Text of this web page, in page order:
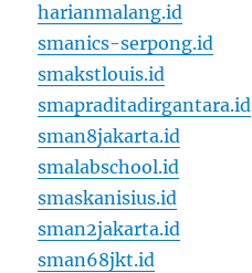
harianmalang.id
smanics-serpong.id
smakstlouis.id
smapraditadirgantara.id
sman8jakarta.id
smalabschool.id
smaskanisius.id
sman2jakarta.id
sman68jkt.id